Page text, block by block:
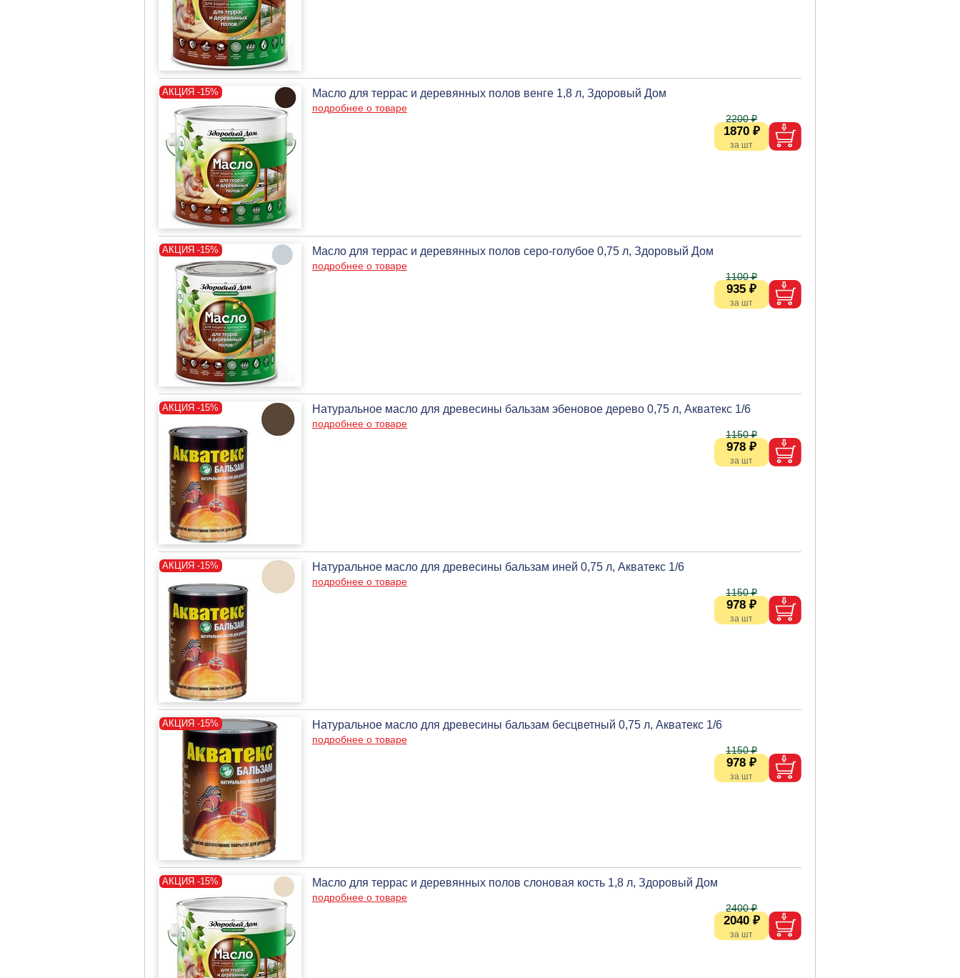
Масло для террас и деревянных полов венге 1,8 л, Здоровый Дом
подробнее о товаре
1870 ₽
2200 ₽
Масло для террас и деревянных полов серо-голубое 0,75 л, Здоровый Дом
подробнее о товаре
935 ₽
1100 ₽
Натуральное масло для древесины бальзам эбеновое дерево 0,75 л, Акватекс 1/6
подробнее о товаре
978 ₽
1150 ₽
Натуральное масло для древесины бальзам иней 0,75 л, Акватекс 1/6
подробнее о товаре
978 ₽
1150 ₽
Натуральное масло для древесины бальзам бесцветный 0,75 л, Акватекс 1/6
подробнее о товаре
978 ₽
1150 ₽
Масло для террас и деревянных полов слоновая кость 1,8 л, Здоровый Дом
подробнее о товаре
2040 ₽
2400 ₽